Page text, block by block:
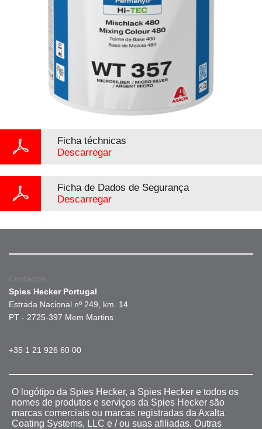
Ficha téchnicas
Descarregar
Ficha de Dados de Segurança
Descarregar
Contactos
Spies Hecker Portugal
Estrada Nacional nº 249, km. 14
PT - 2725-397 Mem Martins
+35 1 21 926 60 00
O logótipo da Spies Hecker, a Spies Hecker e todos os
nomes de produtos e serviços da Spies Hecker são
marcas comerciais ou marcas registradas da Axalta
Coating Systems, LLC e / ou suas afiliadas. Outras